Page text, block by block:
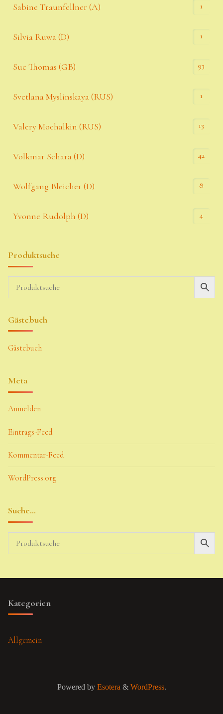
Sabine Traunfellner (A) 1
Silvia Ruwa (D) 1
Sue Thomas (GB) 93
Svetlana Myslinskaya (RUS) 1
Valery Mochalkin (RUS) 13
Volkmar Schara (D) 42
Wolfgang Bleicher (D) 8
Yvonne Rudolph (D) 4
Produktsuche
Gästebuch
Gästebuch
Meta
Anmelden
Eintrags-Feed
Kommentar-Feed
WordPress.org
Suche…
Kategorien
Allgemein
Powered byEsotera& WordPress.